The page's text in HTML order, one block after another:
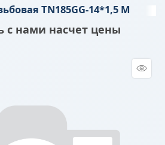
TN185GG-14*1,5 M
с нами насчет цены